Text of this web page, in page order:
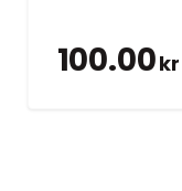
100.00kr